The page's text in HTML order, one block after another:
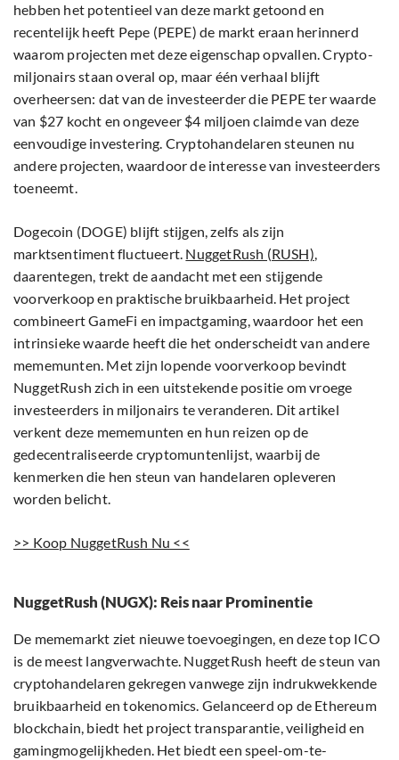
hebben het potentieel van deze markt getoond en
recentelijk heeft Pepe (PEPE) de markt eraan herinnerd
waarom projecten met deze eigenschap opvallen. Crypto-
miljonairs staan overal op, maar één verhaal blijft
overheersen: dat van de investeerder die PEPE ter waarde
van $27 kocht en ongeveer $4 miljoen claimde van deze
eenvoudige investering. Cryptohandelaren steunen nu
andere projecten, waardoor de interesse van investeerders
toeneemt.
Dogecoin (DOGE) blijft stijgen, zelfs als zijn
marktsentiment fluctueert. NuggetRush (RUSH),
daarentegen, trekt de aandacht met een stijgende
voorverkoop en praktische bruikbaarheid. Het project
combineert GameFi en impactgaming, waardoor het een
intrinsieke waarde heeft die het onderscheidt van andere
mememunten. Met zijn lopende voorverkoop bevindt
NuggetRush zich in een uitstekende positie om vroege
investeerders in miljonairs te veranderen. Dit artikel
verkent deze mememunten en hun reizen op de
gedecentraliseerde cryptomuntenlijst, waarbij de
kenmerken die hen steun van handelaren opleveren
worden belicht.
>> Koop NuggetRush Nu <<
NuggetRush (NUGX): Reis naar Prominentie
De mememarkt ziet nieuwe toevoegingen, en deze top ICO
is de meest langverwachte. NuggetRush heeft de steun van
cryptohandelaren gekregen vanwege zijn indrukwekkende
bruikbaarheid en tokenomics. Gelanceerd op de Ethereum
blockchain, biedt het project transparantie, veiligheid en
gamingmogelijkheden. Het biedt een speel-om-te-